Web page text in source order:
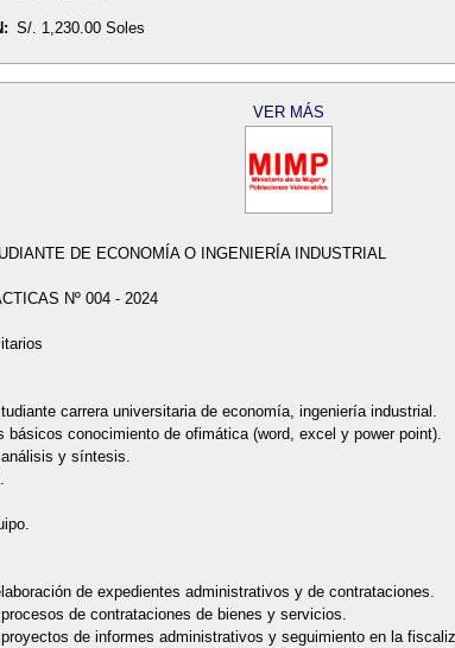
S/. 1,230.00 Soles
VER MÁS
DE ECONOMÍA O INGENIERÍA INDUSTRIAL
Nº 004 - 2024
carrera universitaria de economía, ingeniería industrial.
básicos conocimiento de ofimática (word, excel y power point).
y síntesis.
de expedientes administrativos y de contrataciones.
de contrataciones de bienes y servicios.
de informes administrativos y seguimiento en la